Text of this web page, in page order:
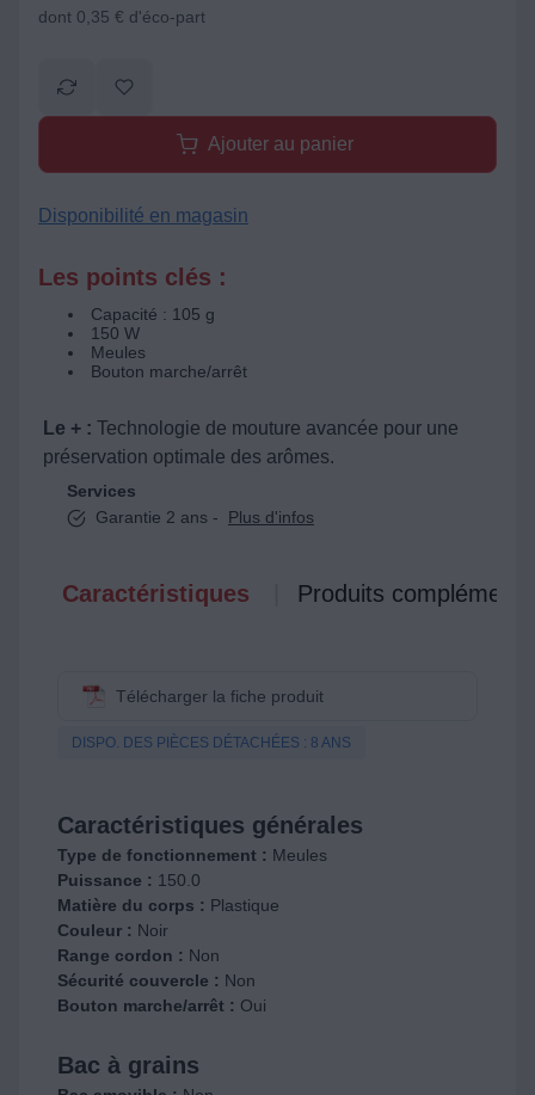
dont 0,35 € d'éco-part
Ajouter au panier
Disponibilité en magasin
Les points clés :
Capacité : 105 g
150 W
Meules
Bouton marche/arrêt
Le + : Technologie de mouture avancée pour une
préservation optimale des arômes.
Services
Garantie 2 ans -
Plus d'infos
Caractéristiques Produits
Télécharger la fiche produit
DISPO. DES PIÈCES DÉTACHÉES : 8 ANS
Caractéristiques générales
Type de fonctionnement : Meules
Puissance : 150.0
Matière du corps : Plastique
Couleur : Noir
Range cordon : Non
Sécurité couvercle : Non
Bouton marche/arrêt : Oui
Bac à grains